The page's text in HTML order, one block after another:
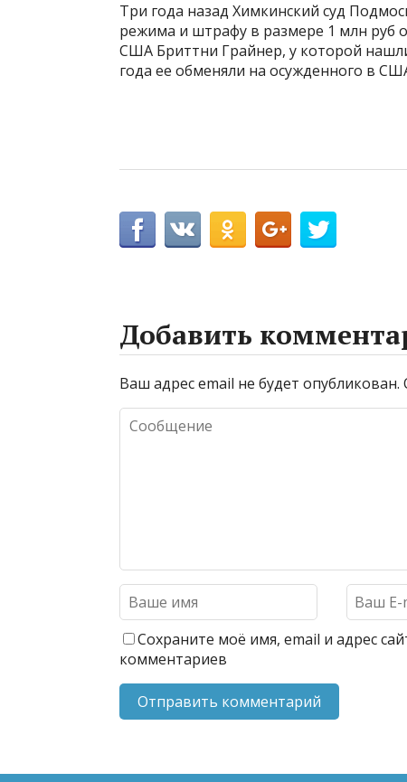
Три года назад Химкинский суд
режима и штрафу в размере 1 млн руб
США Бриттни Грайнер, у которой
года ее обменяли на осужденного в
Добавить
Ваш адрес email не будет опубликован.
Сохраните моё имя, email и адрес
комментариев